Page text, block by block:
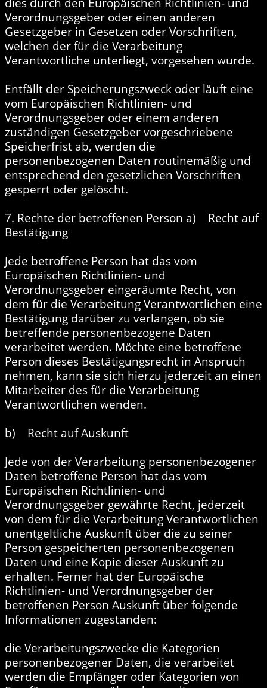
Verordnungsgeber oder einen anderen
Gesetzgeber in Gesetzen oder Vorschriften,
welchen der für die Verarbeitung
Verantwortliche unterliegt, vorgesehen wurde.
Entfällt der Speicherungszweck oder läuft eine
vom Europäischen Richtlinien- und
Verordnungsgeber oder einem anderen
zuständigen Gesetzgeber vorgeschriebene
Speicherfrist ab, werden die
personenbezogenen Daten routinemäßig und
entsprechend den gesetzlichen Vorschriften
gesperrt oder gelöscht.
7. Rechte der betroffenen Person a) Recht auf
Bestätigung
Jede betroffene Person hat das vom
Europäischen Richtlinien- und
Verordnungsgeber eingeräumte Recht, von
dem für die Verarbeitung Verantwortlichen eine
Bestätigung darüber zu verlangen, ob sie
betreffende personenbezogene Daten
verarbeitet werden. Möchte eine betroffene
Person dieses Bestätigungsrecht in Anspruch
nehmen, kann sie sich hierzu jederzeit an einen
Mitarbeiter des für die Verarbeitung
Verantwortlichen wenden.
b) Recht auf Auskunft
Jede von der Verarbeitung personenbezogener
Daten betroffene Person hat das vom
Europäischen Richtlinien- und
Verordnungsgeber gewährte Recht, jederzeit
von dem für die Verarbeitung Verantwortlichen
unentgeltliche Auskunft über die zu seiner
Person gespeicherten personenbezogenen
Daten und eine Kopie dieser Auskunft zu
erhalten. Ferner hat der Europäische
Richtlinien- und Verordnungsgeber der
betroffenen Person Auskunft über folgende
Informationen zugestanden:
die Verarbeitungszwecke die Kategorien
personenbezogener Daten, die verarbeitet
werden die Empfänger oder Kategorien von